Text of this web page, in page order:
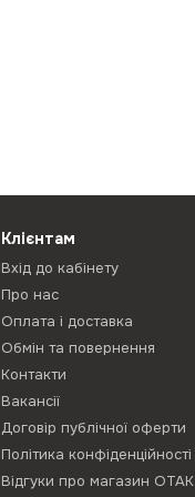
Клієнтам
Вхід до кабінету
Про нас
Оплата і доставка
Обмін та повернення
Контакти
Вакансії
Договір публічної оферти
Політика конфіденційності
Відгуки про магазин ОТАК